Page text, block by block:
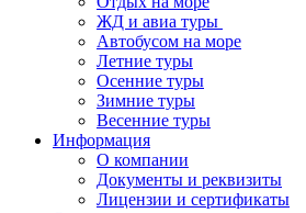
ЖД и авиа туры
Автобусом на море
Летние туры
Осенние туры
Зимние туры
Весенние туры
Информация
О компании
Документы и реквизиты
Лицензии и сертификаты